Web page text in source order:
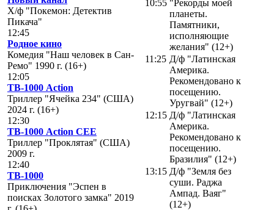
Х/ф "Покемон: Детектив
Пикача"
12:45
Родное кино
Комедия "Наш человек в Сан-
Ремо" 1990 г. (16+)
12:05
ТВ-1000 Action
Триллер "Ячейка 234" (США)
2024 г. (16+)
12:30
ТВ-1000 Action CEE
Триллер "Проклятая" (США)
2009 г.
12:40
ТВ-1000
Приключения "Эспен в
поисках Золотого замка" 2019
10:55 "Рекорды моей
планеты.
Памятники,
исполняющие
желания" (12+)
11:25 Д/ф "Латинская
Америка.
Рекомендовано к
посещению.
Уругвай" (12+)
12:15 Д/ф "Латинская
Америка.
Рекомендовано к
посещению.
Бразилия" (12+)
13:15 Д/ф "Земля без
суши. Раджа
Ампад. Ваяг"
(12+)